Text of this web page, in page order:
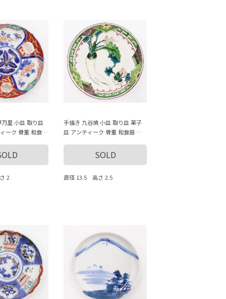
里 小皿 取り皿
ーク 骨董 和食器
桐・澤瀉・唐草）
2
手描き 九谷焼 小皿 取り皿 菓子
皿 アンティーク 骨董 和食器 か
（大根・蕪）SOLD
直径 13.5 高さ 2.5